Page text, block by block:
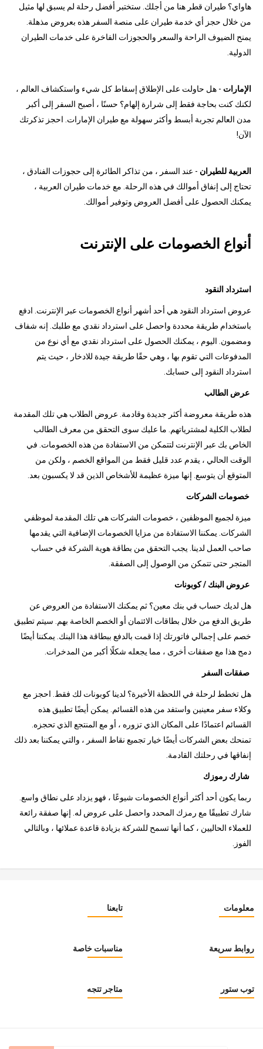
هاواي؟ طيران قطر هنا من أجلك. ستختبر أفضل رحلة لم يسبق لها مثيل
من خلال حجز أي خدمة طيران على منصة السفر هذه بعروض مذهلة.
يمنح الضيوف الراحة والسعر والحجوزات الفاخرة على خدمات الطيران
الدولية.
الإمارات - هل حاولت على الإطلاق إسقاط كل شيء واستكشاف العالم ،
لكنك كنت بحاجة فقط إلى شرارة إلهام؟ حسنًا ، أصبح السفر إلى أكبر
مدن العالم تجربة أبسط وأكثر سهولة مع طيران الإمارات. احجز تذكرتك
الآن!
العربية للطيران - عند السفر ، من تذاكر الطائرة إلى حجوزات الفنادق ،
تحتاج إلى إنفاق أموالك في هذه الرحلة. مع خدمات طيران العربية ،
يمكنك الحصول على أفضل العروض وتوفير أموالك.
أنواع الخصومات على الإنترنت
استرداد النقود
عروض استرداد النقود هي أحد أشهر أنواع الخصومات عبر الإنترنت. ادفع
باستخدام طريقة محددة واحصل على استرداد نقدي مع طلبك. إنه شفاف
ومضمون. اليوم ، يمكنك الحصول على استرداد نقدي مع أي نوع من
المدفوعات التي تقوم بها ، وهي حقًا طريقة جيدة للادخار ، حيث يتم
استرداد النقود إلى حسابك.
عرض الطالب
هذه طريقة معروضة أكثر جديدة وقادمة. عروض الطلاب هي تلك المقدمة
لطلاب الكلية لمشترياتهم. ما عليك سوى التحقق من معرف الطالب
الخاص بك عبر الإنترنت لتتمكن من الاستفادة من هذه الخصومات. في
الوقت الحالي ، يقدم عدد قليل فقط من المواقع الخصم ، ولكن من
المتوقع أن يتوسع. إنها ميزة عظيمة للأشخاص الذين قد لا يكسبون بعد.
خصومات الشركات
ميزة لجميع الموظفين ، خصومات الشركات هي تلك المقدمة لموظفي
الشركات. يمكننا الاستفادة من مزايا الخصومات الإضافية التي يقدمها
صاحب العمل لدينا. يجب التحقق من بطاقة هوية الشركة في حساب
المتجر حتى تتمكن من الوصول إلى الصفقة.
عروض البنك / كوبونات
هل لديك حساب في بنك معين؟ ثم يمكنك الاستفادة من العروض عن
طريق الدفع من خلال بطاقات الائتمان أو الخصم الخاصة بهم. سيتم تطبيق
خصم على إجمالي فاتورتك إذا قمت بالدفع ببطاقة هذا البنك. يمكننا أيضًا
دمج هذا مع صفقات أخرى ، مما يجعله شكلًا أكبر من المدخرات.
صفقات السفر
هل تخطط لرحلة في اللحظة الأخيرة؟ لدينا كوبونات لك فقط. احجز مع
وكلاء سفر معينين واستفد من هذه القسائم. يمكن أيضًا تطبيق هذه
القسائم اعتمادًا على المكان الذي تزوره ، أو مع المنتجع الذي تحجزه.
تمنحك بعض الشركات أيضًا خيار تجميع نقاط السفر ، والتي يمكننا بعد ذلك
إنفاقها في رحلتك القادمة.
شارك رموزك
ربما يكون أحد أكثر أنواع الخصومات شيوعًا ، فهو يزداد على نطاق واسع.
شارك تطبيقًا مع رمزك المحدد واحصل على عروض له. إنها صفقة رائعة
للعملاء الحاليين ، كما أنها تسمح للشركة بزيادة قاعدة عملائها ، وبالتالي
الفوز.
تابعنا معلومات
مناسبات خاصة روابط سريعة
متاجر تتجه توب ستور